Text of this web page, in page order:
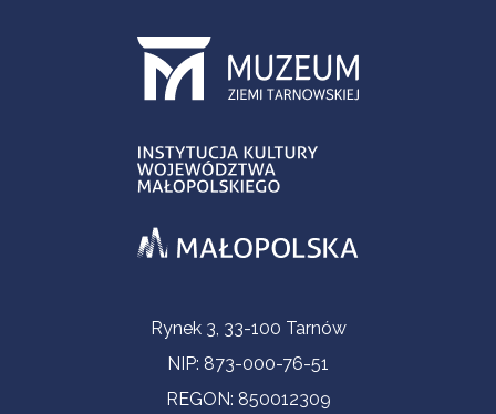
Informacje kontaktoweRynek 3, 33-100 Tarnów
NIP: 873-000-76-51
REGON: 850012309